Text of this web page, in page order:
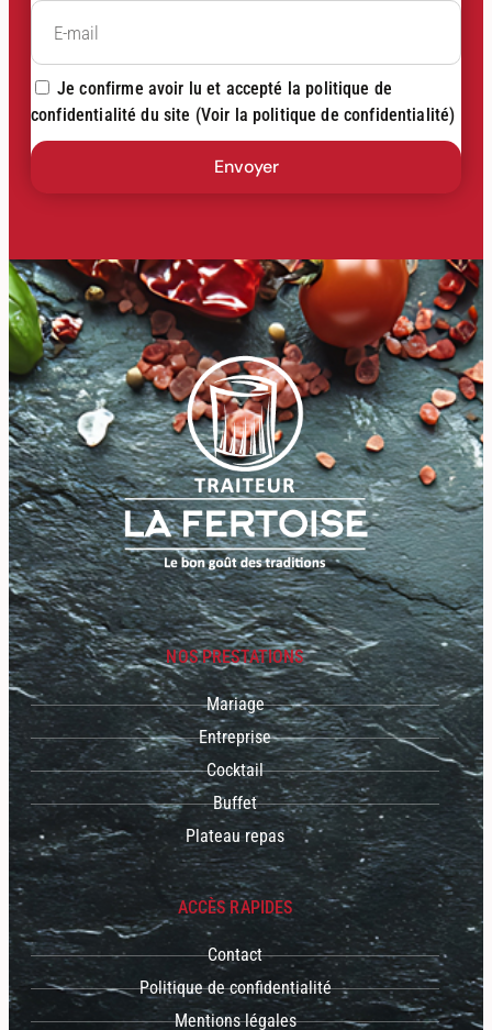
Je confirme avoir lu et accepté la politique de
confidentialité du site (Voir la politique de confidentialité)
Envoyer
NOS PRESTATIONS
Mariage
Entreprise
Cocktail
Buffet
Plateau repas
ACCÈS RAPIDES
Contact
Politique de confidentialité
Mentions légales